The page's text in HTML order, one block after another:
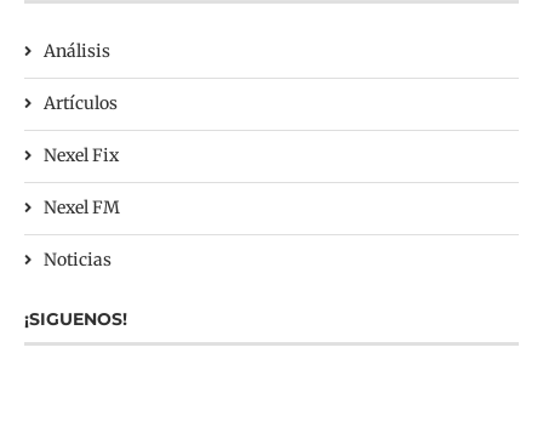
Análisis
Artículos
Nexel Fix
Nexel FM
Noticias
¡SIGUENOS!